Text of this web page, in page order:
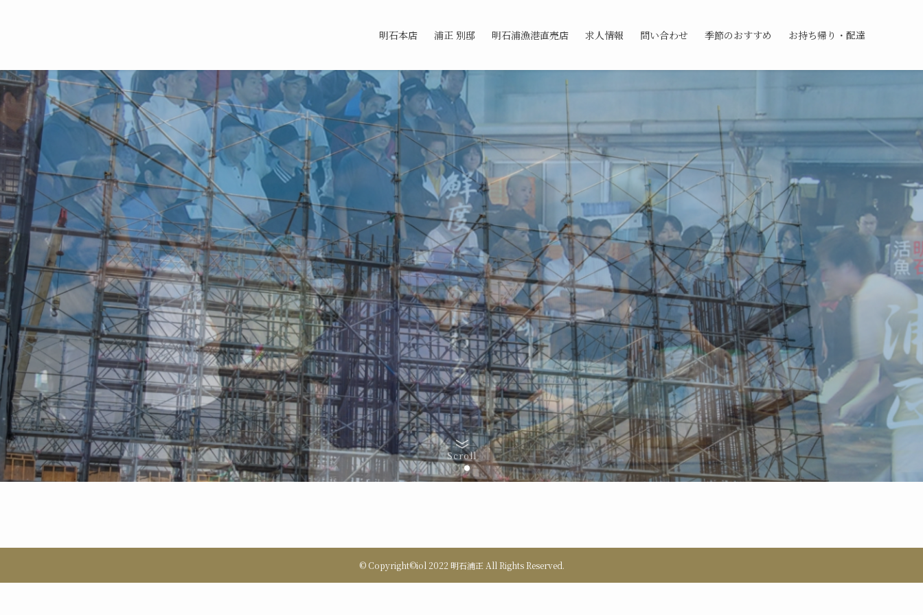
明石本店 浦正 別邸 明石浦漁港直売店 求人情報 問い合わせ 季節のおすすめ お持ち帰り・配達
Scroll
©Copyright©iol 2022 明石浦正 All Rights Reserved.